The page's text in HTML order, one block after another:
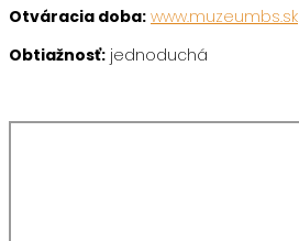
Otváracia doba: www.muzeumbs.sk
Obtiažnosť: jednoduchá